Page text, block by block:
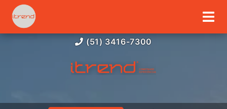
(51) 3416-7300